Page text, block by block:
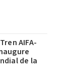
AIFA-
de la